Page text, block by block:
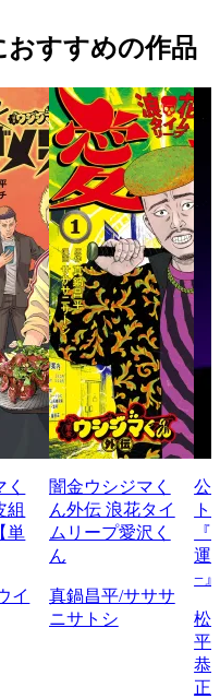
おすすめの作品
組
単
イ
闇金ウシジマく
ん外伝 浪花タイ
ムリープ愛沢く
ん
真鍋昌平/サササ
ニサトシ
公
運
−
松
平/
恭/
正